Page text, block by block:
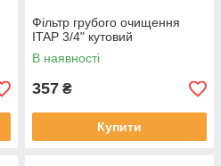
Фільтр грубого очищення
ITAP 3/4" кутовий
В наявності
357 ₴
Купити